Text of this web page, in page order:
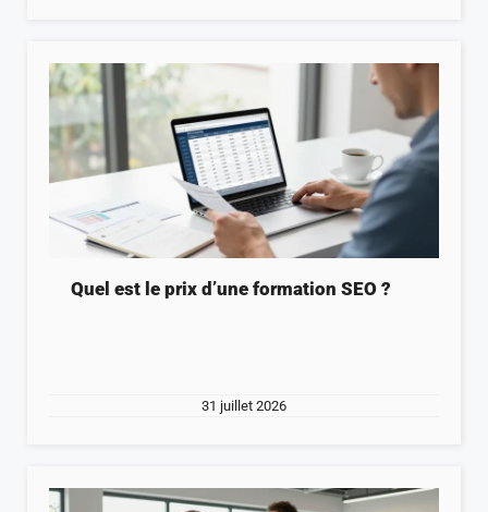
Quel est le prix d’une formation SEO ?
31 juillet 2026